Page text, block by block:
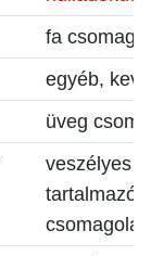
fa
egyéb,
üveg
veszélyes
tartalmazó